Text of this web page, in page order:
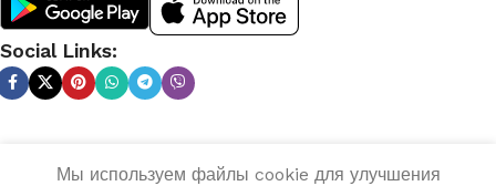
Social Links:
Мы используем файлы cookie для улучшения